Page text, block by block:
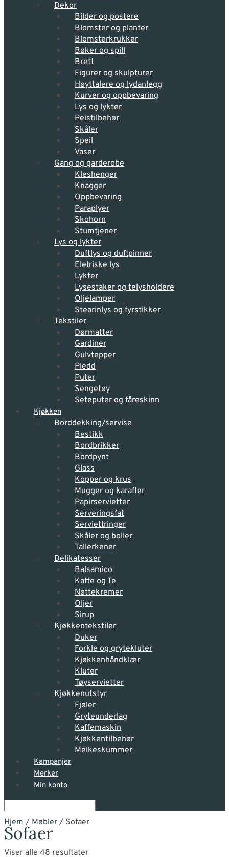
Dekor
Bilder og postere
Blomster og planter
Blomsterkrukker
Bøker og spill
Brett
Figurer og skulpturer
Høyttalere og lydanlegg
Kurver og oppbevaring
Lys og lykter
Peistilbehør
Skåler
Speil
Vaser
Gang og garderobe
Kleshenger
Knagger
Oppbevaring
Paraplyer
Skohorn
Stumtjener
Lys og lykter
Duftlys og duftpinner
Eletriske lys
Lykter
Lysestaker og telysholdere
Oljelamper
Stearinlys og fyrstikker
Tekstiler
Dørmatter
Gardiner
Gulvtepper
Pledd
Puter
Sengetøy
Seteputer og fåreskinn
Kjøkken
Borddekking/servise
Bestikk
Bordbrikker
Bordpynt
Glass
Kopper og krus
Mugger og karafler
Papirservietter
Serveringsfat
Serviettringer
Skåler og boller
Tallerkener
Delikatesser
Balsamico
Kaffe og Te
Nøttekremer
Oljer
Sirup
Kjøkkentekstiler
Duker
Forkle og grytekluter
Kjøkkenhåndklær
Kluter
Tøyservietter
Kjøkkenutstyr
Fjøler
Gryteunderlag
Kaffemaskin
Kjøkkentilbehør
Melkeskummer
Kampanjer
Merker
Min konto
Hjem / Møbler / Sofaer
Sofaer
Viser alle 48 resultater